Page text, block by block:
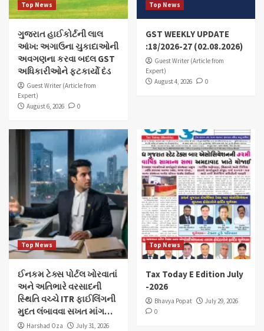
Top News
ગુજરાત હાઈકોર્ટની લાલ
આંખ: અગાઉના ચુકાદાઓની
અવગણના કરવા બદલ GST
અધિકારીઓને ફટકાર્યો દંડ
Guest Writer (Article from
Expert)
August 6, 2026
0
Top News
GST WEEKLY UPDATE
:18/2026-27 (02.08.2026)
Guest Writer (Article from
Expert)
August 4, 2026
0
Top News
ઈનકમ ટેક્સ પોર્ટલ ખોરવાતાં
અને અતિભારે વરસાદની
સ્થિતિ વચ્ચે ITR ફાઈલિંગની
મુદત લંબાવવા સખત માંગ…
Harshad Oza
July 31, 2026
Top News
Tax Today E Edition July
-2026
Bhavya Popat
July 29, 2026
0